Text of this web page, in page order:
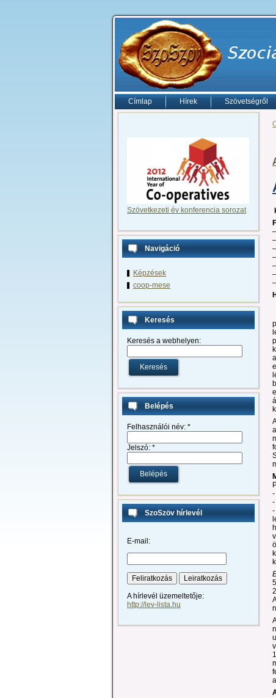
Címlap Hírek Szövetségről
Szövetkezeti év konferencia sorozat
Navigáció
Képzések
coop-mese
Keresés
Keresés a webhelyen:
Belépés
Felhasználói név: *
Jelszó: *
SzoSzöv hírlevél
E-mail:
A hírlevél üzemeltetője:
http://lev-lista.hu
–
-
-
-